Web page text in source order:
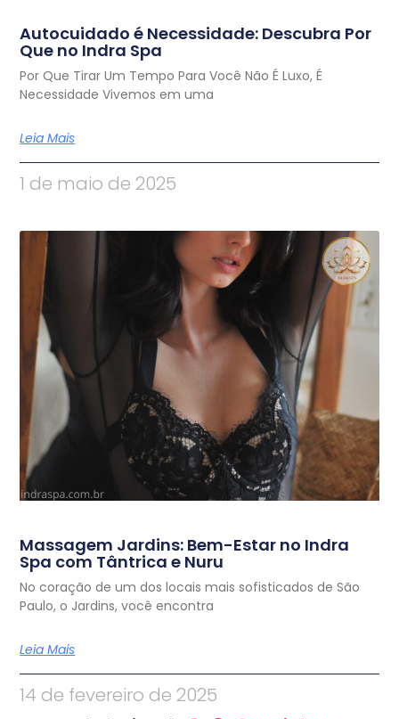
Autocuidado é Necessidade: Descubra Por
Que no Indra Spa
Por Que Tirar Um Tempo Para Você Não É Luxo, É
Necessidade Vivemos em uma
Leia Mais
1 de maio de 2025
Massagem Jardins: Bem-Estar no Indra
Spa com Tântrica e Nuru
No coração de um dos locais mais sofisticados de São
Paulo, o Jardins, você encontra
Leia Mais
14 de fevereiro de 2025